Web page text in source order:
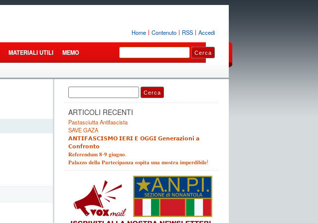
Home Contenuto RSS Accedi
MATERIALI UTILI MEMO
Ricerca
per:
ARTICOLI RECENTI
Pastasciutta Antifascista
SAVE GAZA
𝗔𝗡𝗧𝗜𝗙𝗔𝗦𝗖𝗜𝗦𝗠𝗢 𝗜𝗘𝗥𝗜 𝗘 𝗢𝗚𝗚𝗜 𝗚𝗲𝗻𝗲𝗿𝗮𝘇𝗶𝗼𝗻𝗶 𝗮
𝗖𝗼𝗻𝗳𝗿𝗼𝗻𝘁𝗼
𝐑𝐞𝐟𝐞𝐫𝐞𝐧𝐝𝐮𝐦 𝟖-𝟗 𝐠𝐢𝐮𝐠𝐧𝐨.
𝐏𝐚𝐥𝐚𝐳𝐳𝐨 𝐝𝐞𝐥𝐥𝐚 𝐏𝐚𝐫𝐭𝐞𝐜𝐢𝐩𝐚𝐧𝐳𝐚 𝐨𝐬𝐩𝐢𝐭𝐚 𝐮𝐧𝐚 𝐦𝐨𝐬𝐭𝐫𝐚 𝐢𝐦𝐩𝐞𝐫𝐝𝐢𝐛𝐢𝐥𝐞!